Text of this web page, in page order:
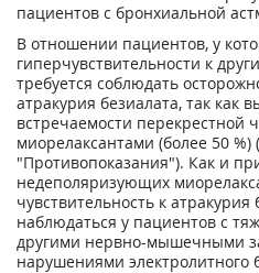
пациентов с бронхиальной
В отношении пациентов, у
гиперчувствительности к
требуется соблюдать
атракурия безиалата, так как
встречаемости перекрестной
миорелаксантами (более 50 %)
"Противопоказания"). Как и
недеполяризующих
чувствительность к
наблюдаться у пациентов с
другими нервно-мышечными
нарушениями электролитного